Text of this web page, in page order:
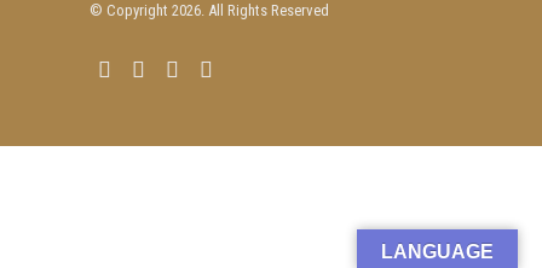
© Copyright 2026. All Rights Reserved
LANGUAGE